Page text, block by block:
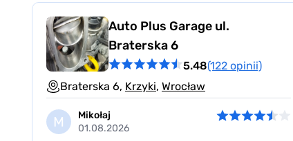
Auto Plus Garage ul.
Braterska 6
5.48(122 opinii)
Braterska 6, Krzyki, Wrocław
M
Mikołaj
01.08.2026